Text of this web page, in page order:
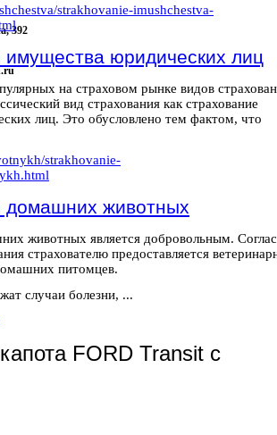
392
имущества юридических лиц
на страховом рынке видов
вид страхования как страхование
лиц. Это обусловлено тем фактом, что
домашних животных
животных является добровольным.
страхователю предоставляется
питомцев.
случаи болезни, ...
FORD Transit с